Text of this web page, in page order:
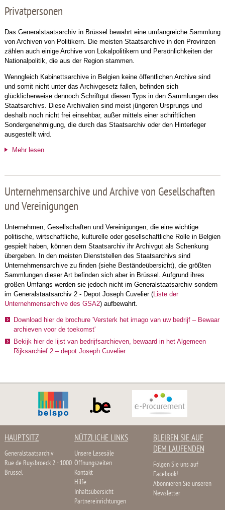
Privatpersonen
Das Generalstaatsarchiv in Brüssel bewahrt eine umfangreiche Sammlung
von Archiven von Politikern. Die meisten Staatsarchive in den Provinzen
zählen auch einige Archive von Lokalpolitikern und Persönlichkeiten der
Nationalpolitik, die aus der Region stammen.
Wenngleich Kabinettsarchive in Belgien keine öffentlichen Archive sind
und somit nicht unter das Archivgesetz fallen, befinden sich
glücklicherweise dennoch Schriftgut diesen Typs in den Sammlungen des
Staatsarchivs. Diese Archivalien sind meist jüngeren Ursprungs und
deshalb noch nicht frei einsehbar, außer mittels einer schriftlichen
Sondergenehmigung, die durch das Staatsarchiv oder den Hinterleger
ausgestellt wird.
Mehr lesen
Unternehmensarchive und Archive von Gesellschaften
und Vereinigungen
Unternehmen, Gesellschaften und Vereinigungen, die eine wichtige
politische, wirtschaftliche, kulturelle oder gesellschaftliche Rolle in Belgien
gespielt haben, können dem Staatsarchiv ihr Archivgut als Schenkung
übergeben. In den meisten Dienststellen des Staatsarchivs sind
Unternehmensarchive zu finden (siehe Beständeübersicht), die größten
Sammlungen dieser Art befinden sich aber in Brüssel. Aufgrund ihres
großen Umfangs werden sie jedoch nicht im Generalstaatsarchiv sondern
im Generalstaatsarchiv 2 - Depot Joseph Cuvelier (Liste der
Unternehmensarchive des GSA2) aufbewahrt.
Download hier de brochure 'Versterk het imago van uw bedrijf – Bewaar
archieven voor de toekomst'
Bekijk hier de lijst van bedrijfsarchieven, bewaard in het Algemeen
Rijksarchief 2 – depot Joseph Cuvelier
HAUPTSITZ
Generalstaatsarchiv
Rue de Ruysbroeck 2 - 1000
Brüssel
NÜTZLICHE LINKS
Unsere Lesesäle
Öffnungszeiten
Kontakt
Hilfe
Inhaltsübersicht
Partnereinrichtungen
BLEIBEN SIE AUF
DEM LAUFENDEN
Folgen Sie uns auf
Facebook!
Abonnieren Sie unseren
Newsletter